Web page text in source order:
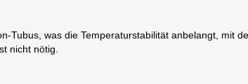
Tubus, was die Temperaturstabilität anbelangt, mit
nicht nötig.